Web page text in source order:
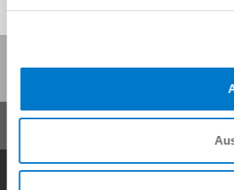
Conditions générales de vente Protection des